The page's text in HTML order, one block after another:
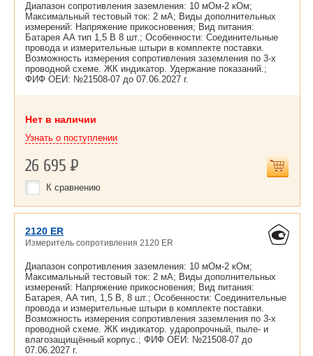
Диапазон сопротивления заземления: 10 мОм-2 кОм;
Максимальный тестовый ток: 2 мА; Виды дополнительных
измерений: Напряжение прикосновения; Вид питания:
Батарея AA тип 1,5 В 8 шт.; Особенности: Соединительные
провода и измерительные штыри в комплекте поставки.
Возможность измерения сопротивления заземления по 3-х
проводной схеме. ЖК индикатор. Удержание показаний.;
ФИФ ОЕИ: №21508-07 до 07.06.2027 г.
Нет в наличии
Узнать о поступлении
26 695Р
К сравнению
2120 ER
Измеритель сопротивления 2120 ER
Диапазон сопротивления заземления: 10 мОм-2 кОм;
Максимальный тестовый ток: 2 мА; Виды дополнительных
измерений: Напряжение прикосновения; Вид питания:
Батарея, AA тип, 1,5 В, 8 шт.; Особенности: Соединительные
провода и измерительные штыри в комплекте поставки.
Возможность измерения сопротивления заземления по 3-х
проводной схеме. ЖК индикатор. ударопрочный, пыле- и
влагозащищённый корпус.; ФИФ ОЕИ: №21508-07 до
07.06.2027 г.